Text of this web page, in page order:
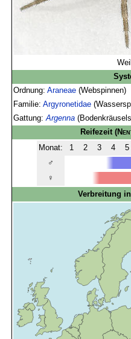
Ordnung:Araneae (Webspinnen)
Familie:Argyronetidae
Gattung:Argenna
Reifezeit(
Monat:
1 2 3 4 5
♂
♀
Verbreitung